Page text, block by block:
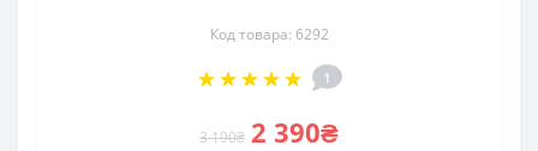
Код товара: 6292
1
3 190₴ 2 390₴